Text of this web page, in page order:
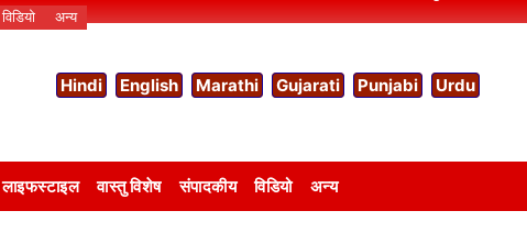
विडियो अन्य
Hindi English Marathi Gujarati Punjabi Urdu
लाइफस्टाइल वास्तु विशेष संपादकीय विडियो अन्य